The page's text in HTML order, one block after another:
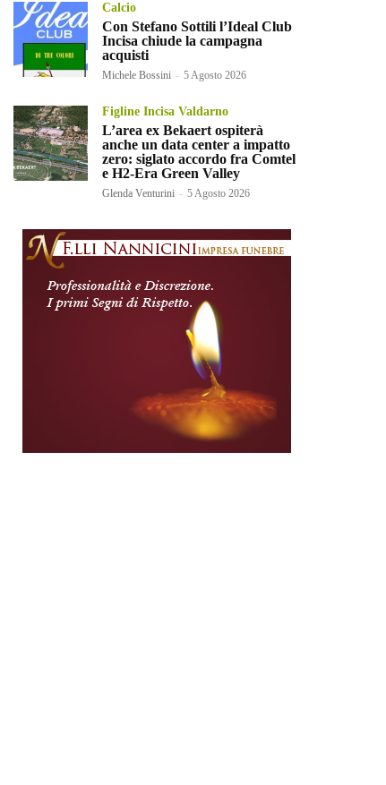
Calcio
Con Stefano Sottili l’Ideal Club
Incisa chiude la campagna
acquisti
Michele Bossini - 5 Agosto 2026
Figline Incisa Valdarno
L’area ex Bekaert ospiterà
anche un data center a impatto
zero: siglato accordo fra Comtel
e H2-Era Green Valley
Glenda Venturini - 5 Agosto 2026